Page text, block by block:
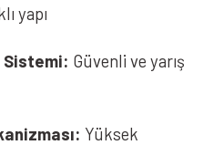
yapı
Sistemi: Güvenli ve yarış
Yüksek